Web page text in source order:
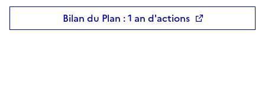
Bilan du Plan : 1 an d'actions